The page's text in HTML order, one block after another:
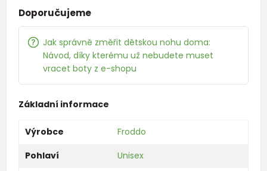
Doporučujeme
Jak správně změřit dětskou nohu doma:
Návod, díky kterému už nebudete muset
vracet boty z e-shopu
Základní informace
Výrobce
Froddo
Pohlaví
Unisex